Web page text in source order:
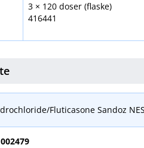
3 × 120 doser (flaske)
416441
​Fluticasone Sandoz
002479